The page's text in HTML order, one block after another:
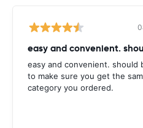
easy and convenient.
easy and convenient. should
to make sure you get the
category you ordered.